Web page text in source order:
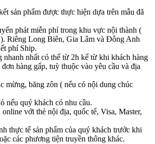
sản phẩm được thực hiện dựa trên mẫu đã
phát miễn phí trong khu vực nội thành (
Riêng Long Biên, Gia Lâm và Đông Anh
phí Ship.
nhanh nhất có thể từ 2h kể từ khi khách hàng
hàng gấp, tuỳ thuộc vào yêu cầu và địa
mừng, băng zôn ( nếu có nội dung chúc
nếu quý khách có nhu cầu.
với thẻ nội địa, quốc tế, Visa, Master,
thực tế sản phẩm của quý khách trước khi
các phương tiện truyền thông khác.